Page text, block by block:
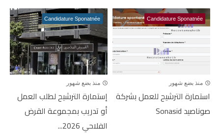
Candidature Sponatnée
منذ بضع شهور
استمارة الترشيح للعمل بشركة
صوناصيد Sonasid
Candidature Sponatnée
منذ بضع شهور
إستمارة الترشيح لطلب العمل
أو تدريب بمجموعة القرض
الفلاحي 2026...